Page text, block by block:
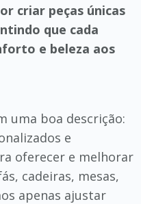
criar peças únicas
que cada
e beleza aos
uma boa descrição:
e
oferecer e melhorar
cadeiras, mesas,
apenas ajustar